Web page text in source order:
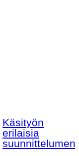
Käsityön
erilaisia